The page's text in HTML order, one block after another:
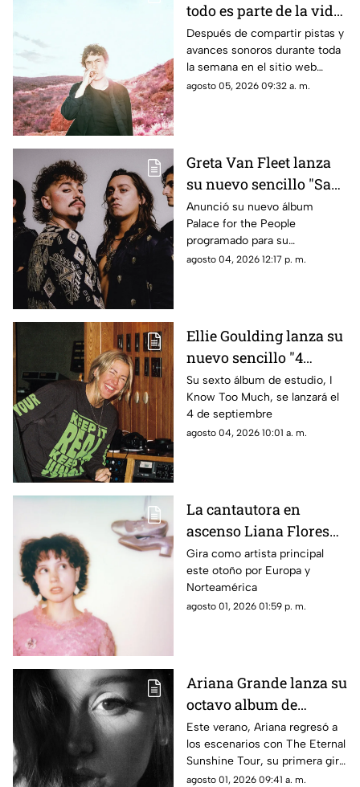
todo es parte de la vida',
el primero de dos
nuevos sencillos a
estrenarse
Después de compartir pistas y
avances sonoros durante toda
la semana en el sitio web
esrutayerma.com, Ed Maverick
agosto 05, 2026 09:32 a. m.
Greta Van Fleet lanza
su nuevo sencillo "Saw
you stand"
Anunció su nuevo álbum
Palace for the People
programado para su
lanzamiento el 9 de octubre
agosto 04, 2026 12:17 p. m.
Ellie Goulding lanza su
nuevo sencillo "4
seasons"
Su sexto álbum de estudio, I
Know Too Much, se lanzará el
4 de septiembre
agosto 04, 2026 10:01 a. m.
La cantautora en
ascenso Liana Flores
anuncia su nuevo EP
'And So It Goes'
Gira como artista principal
este otoño por Europa y
Norteamérica
agosto 01, 2026 01:59 p. m.
Ariana Grande lanza su
octavo album de
estudio "Petal" ya
disponible
Este verano, Ariana regresó a
los escenarios con The Eternal
Sunshine Tour, su primera gira
mundial en más de siete años.
agosto 01, 2026 09:41 a. m.